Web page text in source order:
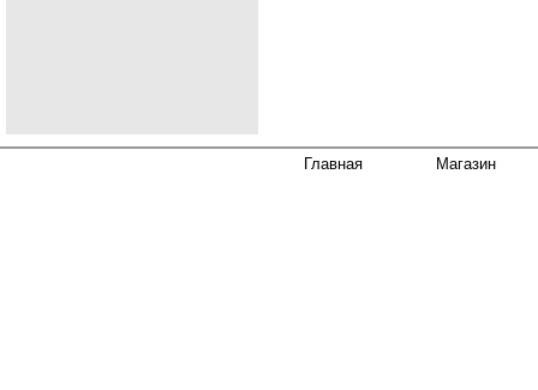
Главная Магазин